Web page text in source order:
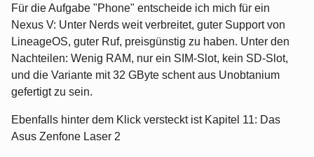
Für die Aufgabe "Phone" entscheide ich mich für ein
Nexus V: Unter Nerds weit verbreitet, guter Support von
LineageOS, guter Ruf, preisgünstig zu haben. Unter den
Nachteilen: Wenig RAM, nur ein SIM-Slot, kein SD-Slot,
und die Variante mit 32 GByte schent aus Unobtanium
gefertigt zu sein.
Ebenfalls hinter dem Klick versteckt ist Kapitel 11: Das
Asus Zenfone Laser 2